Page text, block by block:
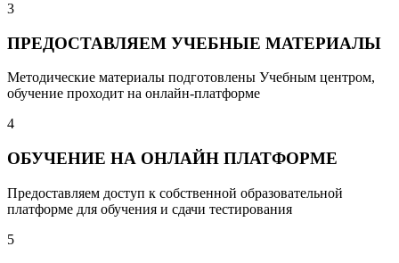
3
ПРЕДОСТАВЛЯЕМ УЧЕБНЫЕ МАТЕРИАЛЫ
Методические материалы подготовлены Учебным центром,
обучение проходит на онлайн-платформе
4
ОБУЧЕНИЕ НА ОНЛАЙН ПЛАТФОРМЕ
Предоставляем доступ к собственной образовательной
платформе для обучения и сдачи тестирования
5